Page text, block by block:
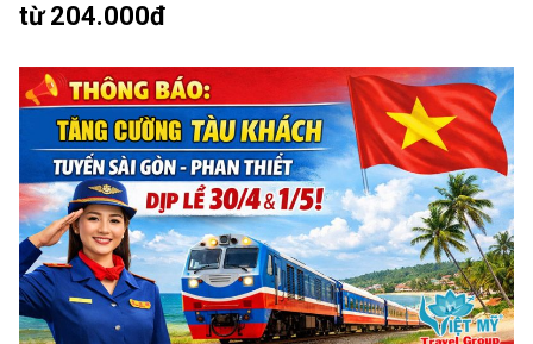
từ 204.000đ